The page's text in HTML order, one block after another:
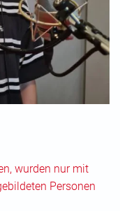
wurden nur mit
Personen